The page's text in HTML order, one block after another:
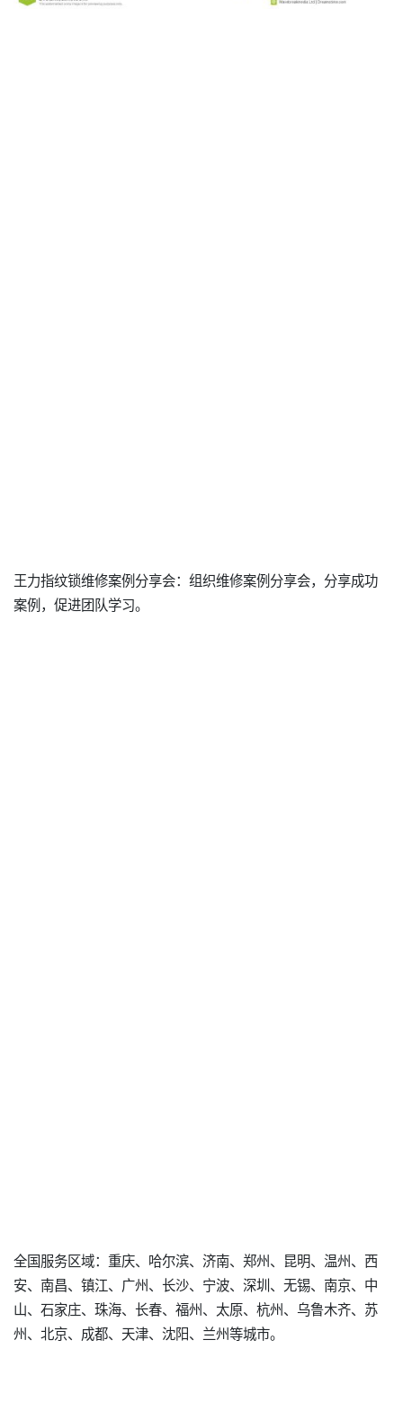
王力指纹锁维修案例分享会：组织维修案例分享会，分享成功
案例，促进团队学习。
全国服务区域：重庆、哈尔滨、济南、郑州、昆明、温州、西
安、南昌、镇江、广州、长沙、宁波、深圳、无锡、南京、中
山、石家庄、珠海、长春、福州、太原、杭州、乌鲁木齐、苏
州、北京、成都、天津、沈阳、兰州等城市。